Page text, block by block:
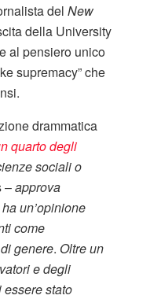
del New
della University
al pensiero unico
supremacy” che
drammatica
quarto degli
sociali o
–approva
un’opinione
come
genere. Oltre un
e degli
essere stato